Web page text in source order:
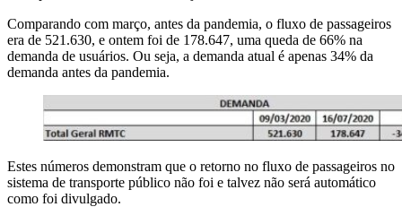
Comparando com março, antes da pandemia, o fluxo de passageiros
era de 521.630, e ontem foi de 178.647, uma queda de 66% na
demanda de usuários. Ou seja, a demanda atual é apenas 34% da
demanda antes da pandemia.
Estes números demonstram que o retorno no fluxo de passageiros no
sistema de transporte público não foi e talvez não será automático
como foi divulgado.